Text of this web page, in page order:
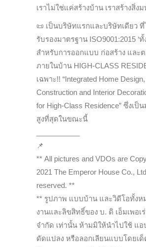
เราไม่ใช่แค่สร้างบ้าน เราสร้างสิ่ง
📜 เป็นบริษัทแรกและบริษัทเดียว
รับรองมาตรฐาน ISO9001:2015 ‘ทั้
สำหรับการออกแบบ ก่อสร้าง และ
ภายในบ้าน HIGH-CLASS
เฉพาะ!! “Integrated Home Design,
Construction and Interior
for High-Class Residence” ซึ่งเป็
สูงที่สุดในขณะนี้
📌
** All pictures and VDOs are
2021 The Emperor House Co.,
reserved. **
** รูปภาพ แบบบ้าน และวิดีโอทั้งห
งานและลิขสิทธิ์ของ บ. ดิ เอ็มเพอเ
จำกัด เท่านั้น ห้ามมิให้นำไปใช้ แอ
ดัดแปลง หรือลอกเลียนแบบโดยเ